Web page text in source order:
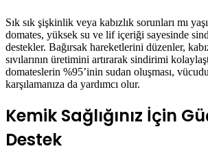
Sık sık şişkinlik veya kabızlık sorunları mı
domates, yüksek su ve lif içeriği sayesinde
destekler. Bağırsak hareketlerini düzenler,
sıvılarının üretimini artırarak sindirimi
domateslerin %95’inin sudan oluşması,
karşılamanıza da yardımcı olur.
Kemik Sağlığınız İçin
Destek